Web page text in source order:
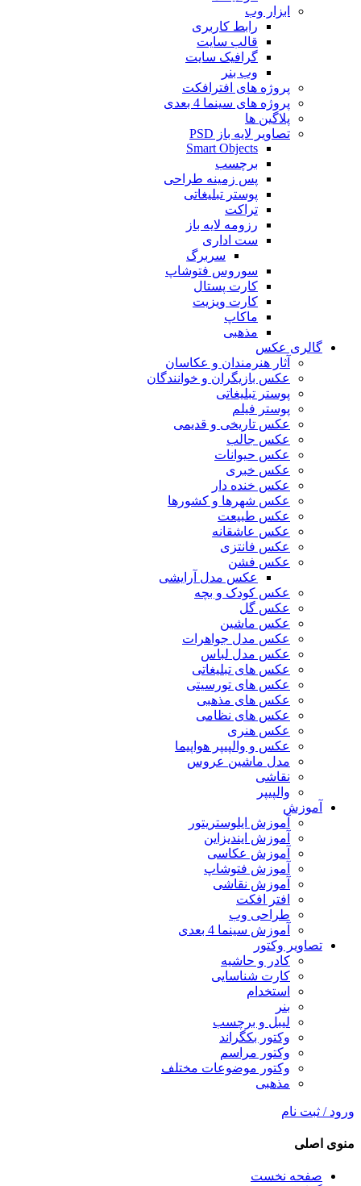
ابزار وب
رابط کاربری
قالب سایت
گرافیک سایت
وب بنر
پروژه های افترافکت
پروژه های سینما 4 بعدی
پلاگین ها
تصاویر لایه باز PSD
Smart Objects
برچسب
پس زمینه طراحی
پوستر تبلیغاتی
تراکت
رزومه لایه باز
ست اداری
سربرگ
سوروس فتوشاپ
کارت پستال
کارت ویزیت
ماکاپ
مذهبی
گالری عکس
آثار هنرمندان و عکاسان
عکس بازیگران و خوانندگان
پوستر تبلیغاتی
پوستر فیلم
عکس تاریخی و قدیمی
عکس جالب
عکس حیوانات
عکس خبری
عکس خنده دار
عکس شهرها و کشورها
عکس طبیعت
عکس عاشقانه
عکس فانتزی
عکس فشن
عکس مدل آرایشی
عکس کودک و بچه
عکس گل
عکس ماشین
عکس مدل جواهرات
عکس مدل لباس
عکس های تبلیغاتی
عکس های تورسیتی
عکس های مذهبی
عکس های نظامی
عکس هنری
عکس و والپیپر هواپیما
مدل ماشین عروس
نقاشی
والپیپر
آموزش
آموزش ایلوستریتور
آموزش ایندیزاین
آموزش عکاسی
آموزش فتوشاپ
آموزش نقاشی
افتر افکت
طراحی وب
آموزش سینما 4 بعدی
تصاویر وکتور
کادر و حاشیه
کارت شناسایی
استخدام
بنر
لیبل و برچسب
وکتور بکگراند
وکتور مراسم
وکتور موضوعات مختلف
مذهبی
ورود / ثبت نام
منوی اصلی
صفحه نخست